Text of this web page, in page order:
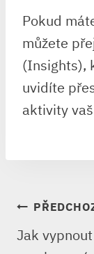
Pokud
můžete
(Insights),
uvidíte
aktivity
PRO
Jak vypnout